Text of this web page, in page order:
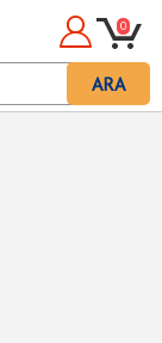
ARA
0